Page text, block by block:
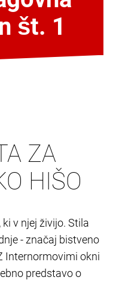
št. 1
ZA
HIŠO
v njej živijo. Stila
- značaj bistveno
Internormovimi okni
predstavo o